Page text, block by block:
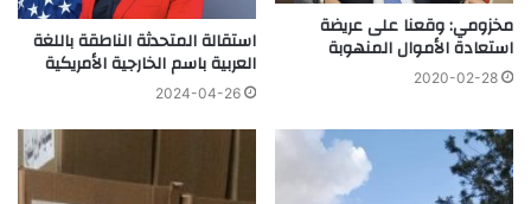
مخزومي: وقعنا على عريضة
استعادة الأموال المنهوبة
2020-02-28
استقالة المتحدثة الناطقة باللغة
العربية باسم الخارجية الأمريكية
2024-04-26